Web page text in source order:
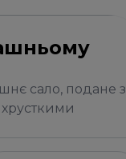
сало, подане з